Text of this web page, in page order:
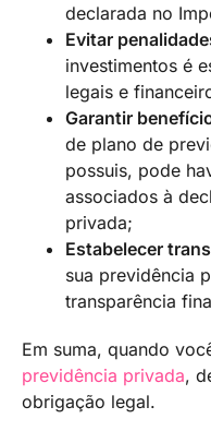
declarada no
Evitar
investimentos é
legais e
Garantir
de plano de
possuis, pode
associados à
privada;
Estabelecer
sua previdência
transparência
Em suma, quando
previdência privada,
obrigação legal.